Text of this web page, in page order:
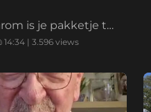
is je pakketje te
14:34 | 3.596 views